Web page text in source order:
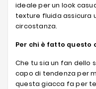
ideale per un look
texture fluida assicura
circostanza.
Per chi è fatto questo
Che tu sia un fan dello
capo di tendenza per
questa giacca fa per